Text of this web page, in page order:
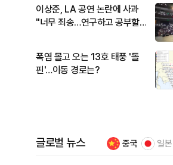
이상준, LA 공연 논란에 사과
"너무 죄송…연구하고 공부할
폭염 몰고 오는 13호 태풍 '돌
핀'…이동 경로는?
글로벌 뉴스 중국 일본